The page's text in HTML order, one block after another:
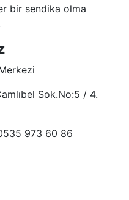
bir sendika olma
Sok.No:5 / 4.
973 60 86